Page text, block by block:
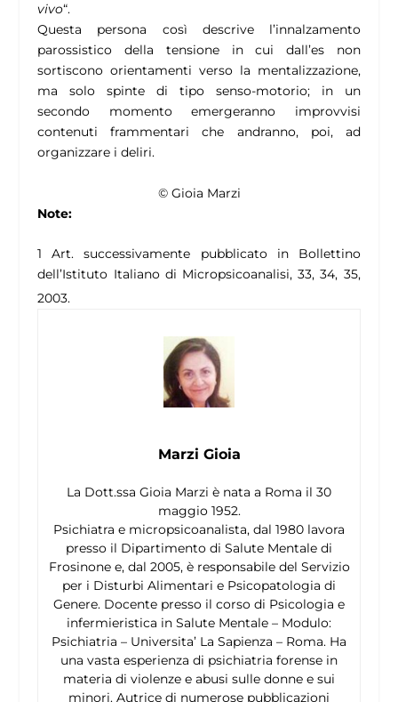
vivo“.
Questa persona così descrive l’innalzamento
parossistico della tensione in cui dall’es non
sortiscono orientamenti verso la mentalizzazione,
ma solo spinte di tipo senso-motorio; in un
secondo momento emergeranno improvvisi
contenuti frammentari che andranno, poi, ad
organizzare i deliri.
© Gioia Marzi
Note:
1 Art. successivamente pubblicato in Bollettino
dell’Istituto Italiano di Micropsicoanalisi, 33, 34, 35,
2003.
Marzi Gioia
La Dott.ssa Gioia Marzi è nata a Roma il 30
maggio 1952.
Psichiatra e micropsicoanalista, dal 1980 lavora
presso il Dipartimento di Salute Mentale di
Frosinone e, dal 2005, è responsabile del Servizio
per i Disturbi Alimentari e Psicopatologia di
Genere. Docente presso il corso di Psicologia e
infermieristica in Salute Mentale – Modulo:
Psichiatria – Universita’ La Sapienza – Roma. Ha
una vasta esperienza di psichiatria forense in
materia di violenze e abusi sulle donne e sui
minori. Autrice di numerose pubblicazioni